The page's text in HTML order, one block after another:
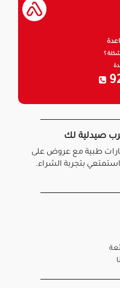
؟
صيدلية لك
طبية مع عروض على
بتجربة الشراء.